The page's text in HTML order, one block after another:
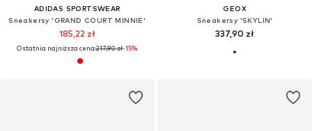
ADIDAS SPORTSWEAR
Sneakersy 'GRAND COURT MINNIE'
185,22 zł
Ostatnia najniższa cena:217,90 zł-15%
GEOX
Sneakersy 'SKYLIN'
337,90 zł